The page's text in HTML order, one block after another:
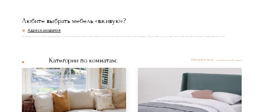
Любите выбрать мебель «вживую»?
Адреса шоурумов
В наших уютных шоурумах с большим вниманием подобраны самые популярные модели. Приходите и убедитесь в качестве наших товаров лично!
Категории по комнатам: Смотреть все